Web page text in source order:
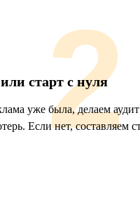
старт с нуля
уже была, делаем
Если нет, составляем
2